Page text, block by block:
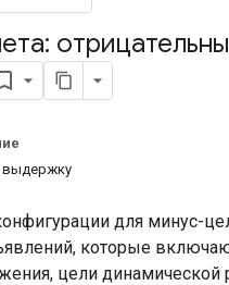
выдержку
для минус-
которые
цели динамической